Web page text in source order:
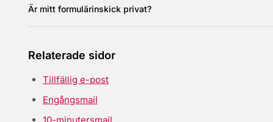
Är mitt formulärinskick privat?
Relaterade sidor
Tillfällig e-post
Engångsmail